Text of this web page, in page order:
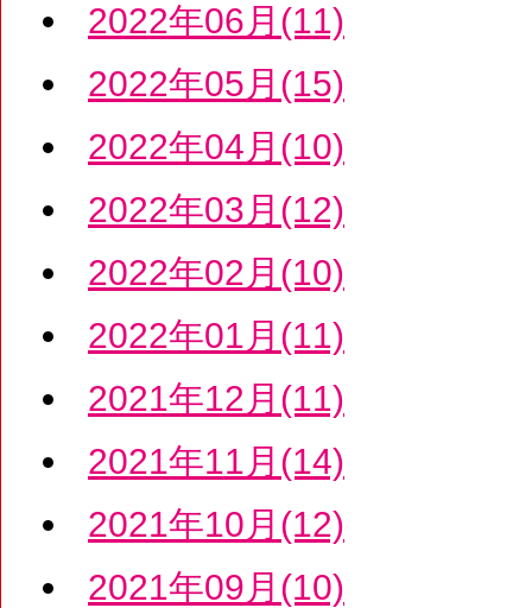
2022年06月(11)
2022年05月(15)
2022年04月(10)
2022年03月(12)
2022年02月(10)
2022年01月(11)
2021年12月(11)
2021年11月(14)
2021年10月(12)
2021年09月(10)